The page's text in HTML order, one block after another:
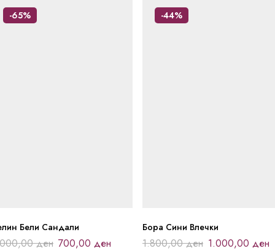
-65%
Бели Сандали
ден 700,00 ден
-44%
Бора Сини Влечки
1.800,00ден 1.000,00 ден